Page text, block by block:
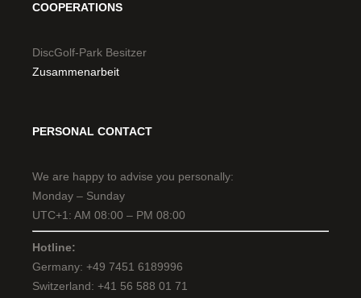
COOPERATIONS
DiscGolf-Park Besitzer
Zusammenarbeit
PERSONAL CONTACT
We are happy to advise you personally:
Monday – Sunday
UTC+1: AM 08:00 – PM 08:00
Hotline:
Germany: +49 7451 6189996
Switzerland: +41 56 588 01 71